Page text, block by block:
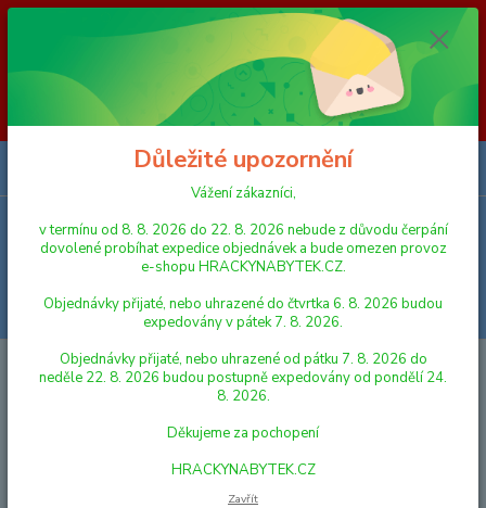
Vážení zákazníci, v termínu od 8. 8. 2026 do 23. 8. 2026 nebude z
důvodu čerpání dovolené probíhat expedice objednávek a bude omezen
provoz e-shopu HRACKYNABYTEK.CZ. Objednávky přijaté, nebo
uhrazené do čtvrtka 6. 8. 2026 budou expedovány v pátek 7. 8. 2026.
Objednávky přijaté, nebo uhrazené od pátku 7. 8. 2026 do neděle 23. 8.
2026 budou postupně expedovány od pondělí 24. 8. 2026. Děkujeme za
pochopení HRACKYNABYTEK.CZ
Menu
Hledat
PRO NEJMENŠÍ
Chrastítko Medvěd/Zajíc plast 12,5cm asst 4
barvy v sáčku 0m+
Chrastítko Medvěd/Zajíc plast
12,5cm asst 4 barvy v sáčku 0m+
Důležité upozornění
Vážení zákazníci,
v termínu od 8. 8. 2026 do 22. 8. 2026 nebude z důvodu čerpání
dovolené probíhat expedice objednávek a bude omezen provoz
e-shopu HRACKYNABYTEK.CZ.
Objednávky přijaté, nebo uhrazené do čtvrtka 6. 8. 2026 budou
expedovány v pátek 7. 8. 2026.
Objednávky přijaté, nebo uhrazené od pátku 7. 8. 2026 do
neděle 22. 8. 2026 budou postupně expedovány od pondělí 24.
8. 2026.
Děkujeme za pochopení
HRACKYNABYTEK.CZ
Zavřít